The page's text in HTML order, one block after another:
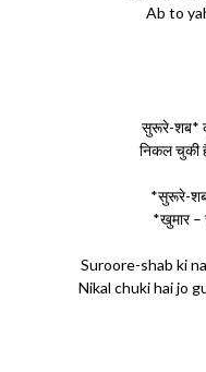
Ab to
सुरूरे-शब*
निकल चुकी
*सुरूरे-
*खुमार –
Suroore-shab ki
Nikal chuki hai jo